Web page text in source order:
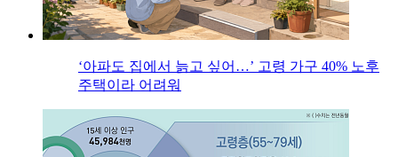
‘아파도 집에서 늙고 싶어…’ 고령 가구 40% 노후
주택이라 어려워